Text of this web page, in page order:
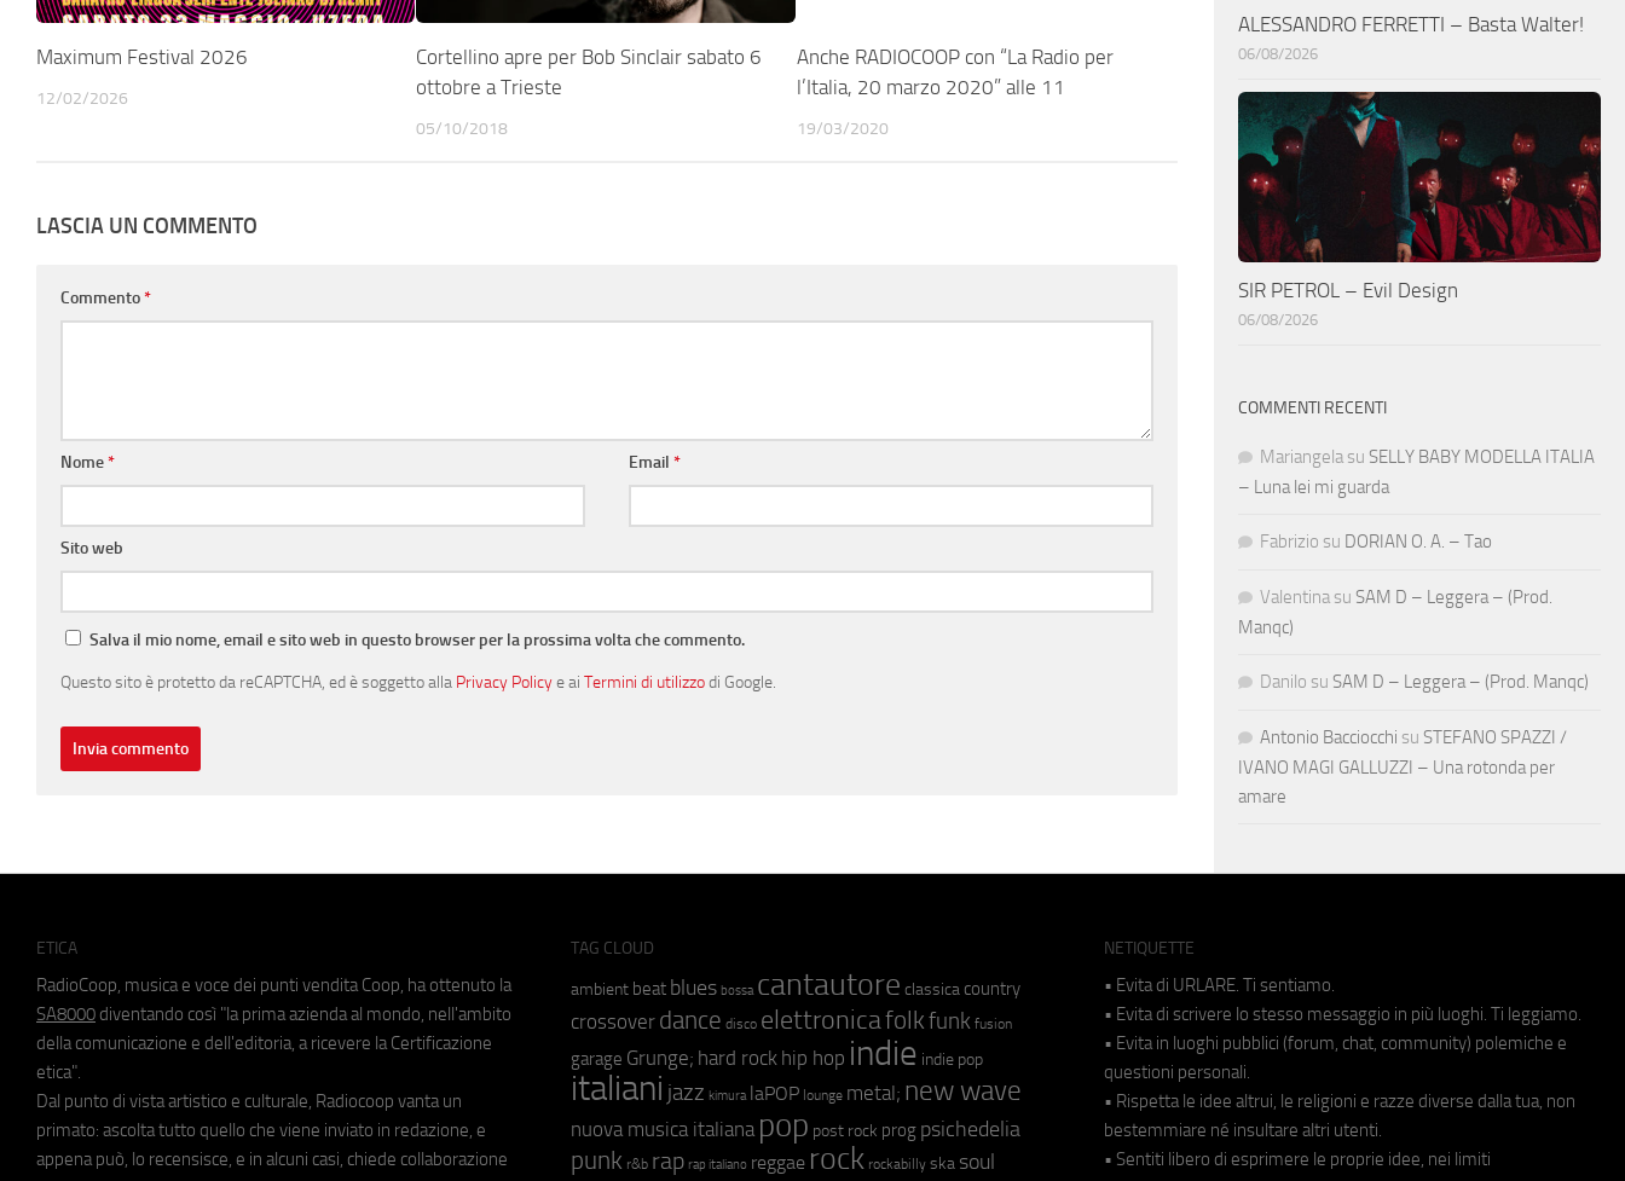
Maximum Festival 2026
12/02/2026
Cortellino apre per Bob Sinclair sabato 6
ottobre a Trieste
05/10/2018
Anche RADIOCOOP con “La Radio per
l’Italia, 20 marzo 2020” alle 11
19/03/2020
LASCIA UN COMMENTO
Commento*
Nome* Email*
Sito web
Salva il mio nome, email e sito web in questo browser per la prossima volta che commento.
Questo sito è protetto da reCAPTCHA, ed è soggetto alla Privacy Policye ai Termini di utilizzodi Google.
ALESSANDRO FERRETTI – Basta Walter!
06/08/2026
SIR PETROL – Evil Design
06/08/2026
COMMENTI RECENTI
Mariangela su SELLY BABY MODELLA ITALIA
– Luna lei mi guarda
Fabrizio su DORIAN O. A. – Tao
Valentina su SAM D – Leggera – (Prod.
Manqc)
Danilo su SAM D – Leggera – (Prod. Manqc)
Antonio Bacciocchi su STEFANO SPAZZI /
IVANO MAGI GALLUZZI – Una rotonda per
amare
ETICA
RadioCoop, musica e voce dei punti vendita Coop, ha ottenuto la
SA8000 diventando così "la prima azienda al mondo, nell'ambito
della comunicazione e dell'editoria, a ricevere la Certificazione
etica".
Dal punto di vista artistico e culturale, Radiocoop vanta un
primato: ascolta tutto quello che viene inviato in redazione, e
appena può, lo recensisce, e in alcuni casi, chiede collaborazione
TAG CLOUD
ambient beat blues bossa cantautore classica country
crossover dance disco elettronicafolkfunk fusion
garage Grunge; hard rock hip hop indie indie pop
italiani jazz kimura laPOP lounge metal; new wave
nuova musica italiana pop post rock prog psichedelia
punk r&b rap rap italiano reggae rock rockabilly ska soul
NETIQUETTE
• Evita di URLARE. Ti sentiamo.
• Evita di scrivere lo stesso messaggio in più luoghi. Ti leggiamo.
• Evita in luoghi pubblici (forum, chat, community) polemiche e
questioni personali.
• Rispetta le idee altrui, le religioni e razze diverse dalla tua, non
bestemmiare né insultare altri utenti.
• Sentiti libero di esprimere le proprie idee, nei limiti